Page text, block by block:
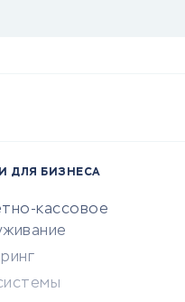
ДЛЯ БИЗНЕСА
кассовое